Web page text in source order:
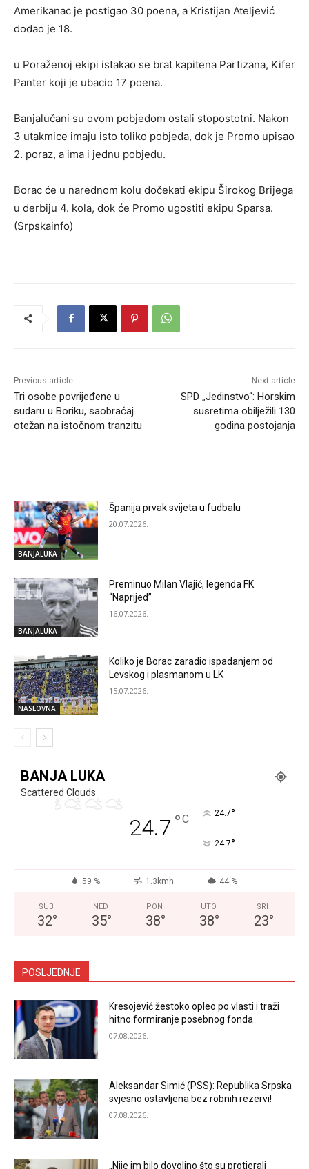
Amerikanac je postigao 30 poena, a Kristijan Ateljević
dodao je 18.
u Poraženoj ekipi istakao se brat kapitena Partizana, Kifer
Panter koji je ubacio 17 poena.
Banjalučani su ovom pobjedom ostali stopostotni. Nakon
3 utakmice imaju isto toliko pobjeda, dok je Promo upisao
2. poraz, a ima i jednu pobjedu.
Borac će u narednom kolu dočekati ekipu Širokog Brijega
u derbiju 4. kola, dok će Promo ugostiti ekipu Sparsa.
(Srpskainfo)
Previous article
Tri osobe povrijeđene u
sudaru u Boriku, saobraćaj
otežan na istočnom tranzitu
Next article
SPD „Jedinstvo“: Horskim
susretima obilježili 130
godina postojanja
BANJALUKA
Španija prvak svijeta u fudbalu
20.07.2026.
BANJALUKA
Preminuo Milan Vlajić, legenda FK
“Naprijed”
16.07.2026.
NASLOVNA
Koliko je Borac zaradio ispadanjem od
Levskog i plasmanom u LK
15.07.2026.
BANJA LUKA
Scattered Clouds
24.7 °C 24.7°
24.7°
59 % 1.3kmh 44 %
SUB
32°
NED
35°
PON
38°
UTO
38°
SRI
23°
POSLJEDNJE
Kresojević žestoko opleo po vlasti i traži
hitno formiranje posebnog fonda
07.08.2026.
Aleksandar Simić (PSS): Republika Srpska
svjesno ostavljena bez robnih rezervi!
07.08.2026.
„Nije im bilo dovoljno što su protjerali